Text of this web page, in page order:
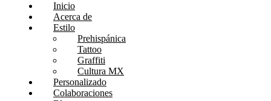
Inicio
Acerca de
Estilo
Prehispánica
Tattoo
Graffiti
Cultura MX
Personalizado
Colaboraciones